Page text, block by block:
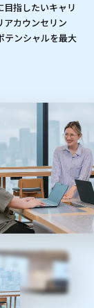
指したいキャリ
アカウンセリン
テンシャルを最大